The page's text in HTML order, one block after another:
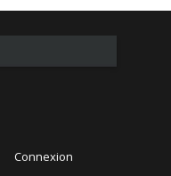
Connexion